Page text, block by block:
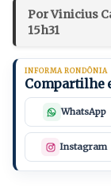
Por Vinicius
15h31
INFORMA RONDÔNIA
Compartilhe
WhatsApp
Instagram